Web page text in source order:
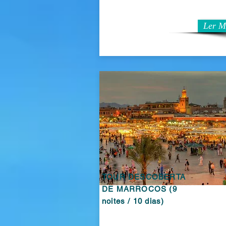
Ler
TOUR DESCOBERTA
DE MARROCOS (9
noites / 10 dias)